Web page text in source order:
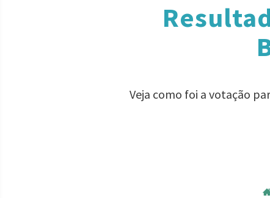
Veja como foi a votação